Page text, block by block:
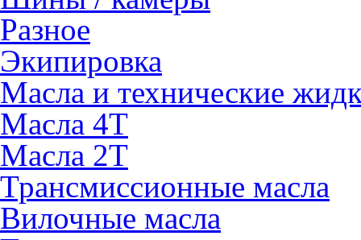
Разное
Экипировка
Масла и технические
Масла 4Т
Масла 2Т
Трансмиссионные масла
Вилочные масла